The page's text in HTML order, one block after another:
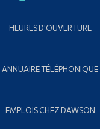
HEURES D'OUVERTURE
ANNUAIRE TÉLÉPHONIQUE
EMPLOIS CHEZ DAWSON